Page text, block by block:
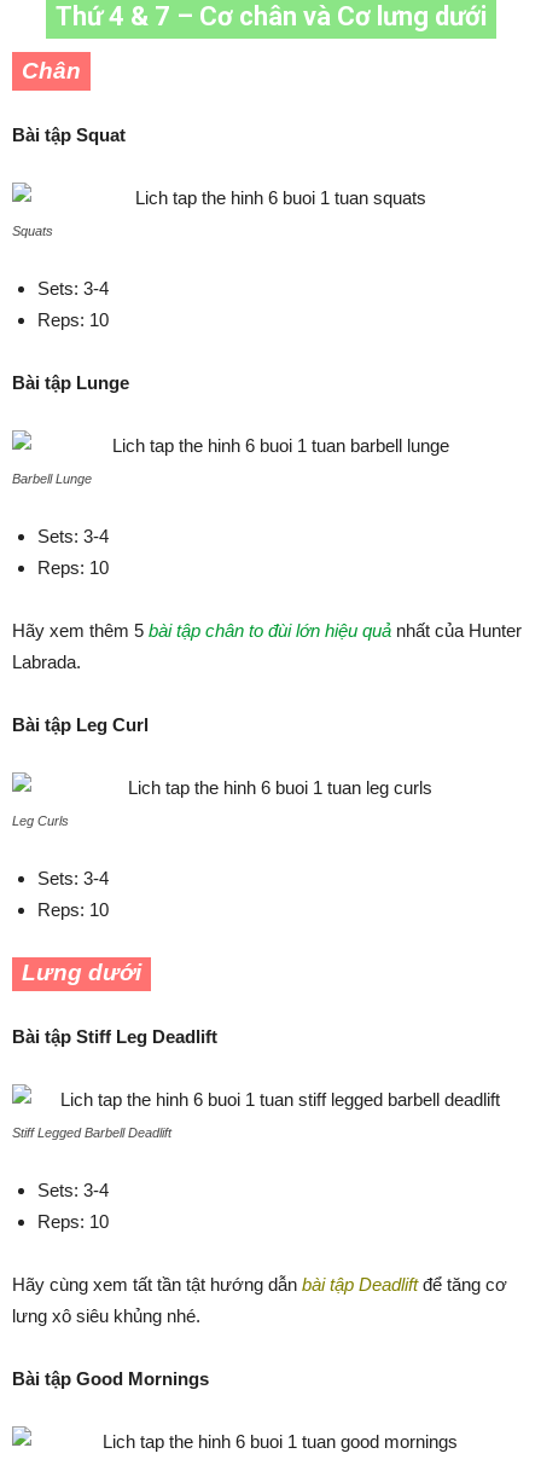
Thứ 4 & 7 – Cơ chân và Cơ lưng dưới
Chân
Bài tập Squat
Squats
Sets: 3-4
Reps: 10
Bài tập Lunge
Barbell Lunge
Sets: 3-4
Reps: 10
Hãy xem thêm 5 bài tập chân to đùi lớn hiệu quả nhất của Hunter
Labrada.
Bài tập Leg Curl
Leg Curls
Sets: 3-4
Reps: 10
Lưng dưới
Bài tập Stiff Leg Deadlift
Stiff Legged Barbell Deadlift
Sets: 3-4
Reps: 10
Hãy cùng xem tất tần tật hướng dẫn bài tập Deadliftđể tăng cơ
lưng xô siêu khủng nhé.
Bài tập Good Mornings